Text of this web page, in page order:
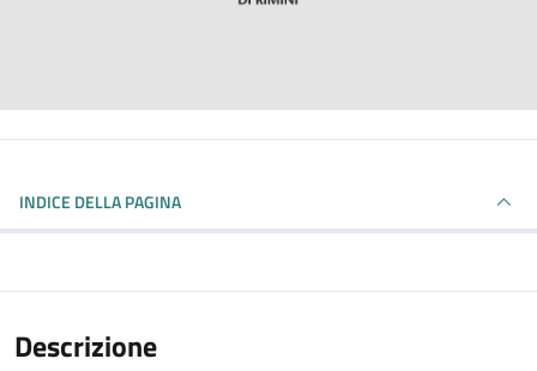
INDICE DELLA PAGINA
Descrizione